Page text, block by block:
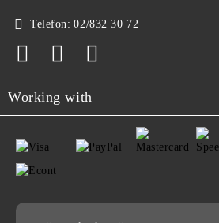
Telefon: 02/832 30 72
Working with